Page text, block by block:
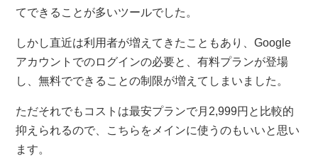
てできることが多いツールでした。
しかし直近は利用者が増えてきたこともあり、Google
アカウントでのログインの必要と、有料プランが登場
し、無料でできることの制限が増えてしまいました。
ただそれでもコストは最安プランで月2,999円と比較的
抑えられるので、こちらをメインに使うのもいいと思い
ます。